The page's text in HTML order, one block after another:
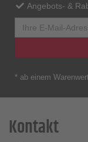
Angebots- &
* ab einem
Kontakt